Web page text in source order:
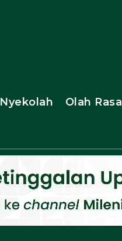
Nyekolah Olah Rasa